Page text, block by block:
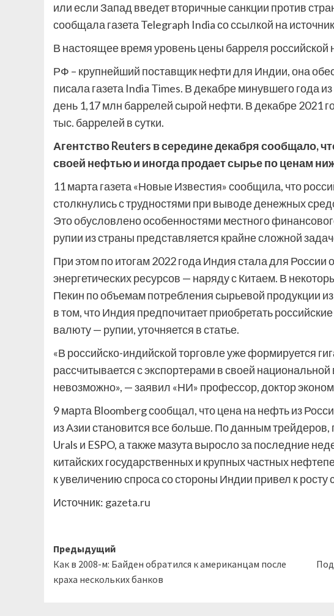
или если Запад введет вторичные санкции против
сообщала газета Telegraph India со ссылкой на
В настоящее время уровень цены барреля
РФ – крупнейший поставщик нефти для Индии, она
писала газета India Times. В декабре минувшего года
день 1,17 млн баррелей сырой нефти. В декабре 2021
тыс. баррелей в сутки.
Агентство Reuters в середине декабря сообщало,
своей нефтью и иногда продает сырье по ценам
11 марта газета «Новые Известия» сообщила, что
столкнулись с трудностями при выводе денежных
Это обусловлено особенностями местного
рупии из страны представляется крайне сложной
При этом по итогам 2022 года Индия стала для
энергетических ресурсов — наряду с Китаем. В
Пекин по объемам потребления сырьевой продукции
в том, что Индия предпочитает приобретать
валюту — рупии, уточняется в статье.
«В российско-индийской торговле уже формируется
рассчитывается с экспортерами в своей
невозможно», — заявил «НИ» профессор, доктор
9 марта Bloomberg сообщал, что цена на нефть из
из Азии становится все больше. По данным
Urals и ESPO, а также мазута выросло за последние
китайских государственных и крупных частных
к увеличению спроса со стороны Индии привел к росту
Источник: gazeta.ru
Навигация
записи
Предыдущий
Как в 2008-м: Байден обратился к американцам после
краха нескольких банков